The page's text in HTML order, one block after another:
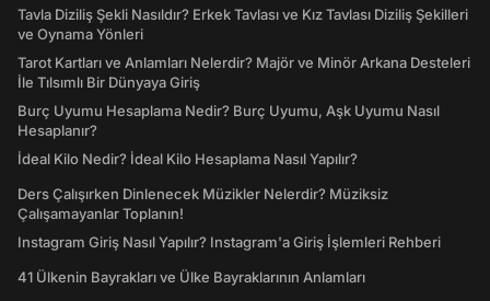
Tavla Diziliş Şekli Nasıldır? Erkek Tavlası ve Kız Tavlası Diziliş Şekilleri
ve Oynama Yönleri
Tarot Kartları ve Anlamları Nelerdir? Majör ve Minör Arkana Desteleri
İle Tılsımlı Bir Dünyaya Giriş
Burç Uyumu Hesaplama Nedir? Burç Uyumu, Aşk Uyumu Nasıl
Hesaplanır?
İdeal Kilo Nedir? İdeal Kilo Hesaplama Nasıl Yapılır?
Ders Çalışırken Dinlenecek Müzikler Nelerdir? Müziksiz
Çalışamayanlar Toplanın!
Instagram Giriş Nasıl Yapılır? Instagram'a Giriş İşlemleri Rehberi
41 Ülkenin Bayrakları ve Ülke Bayraklarının Anlamları